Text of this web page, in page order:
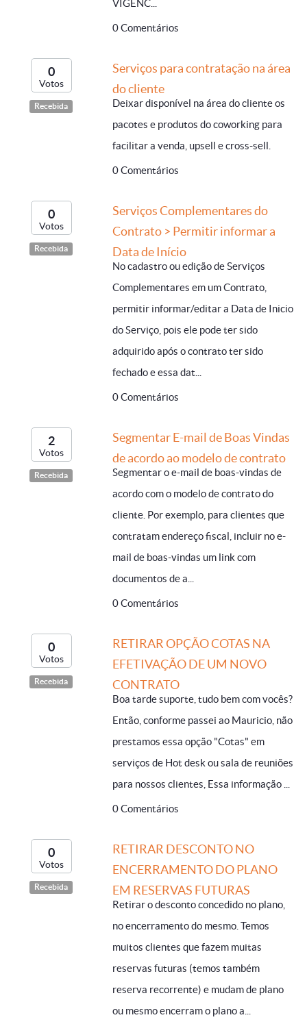
VIGÊNC...
0 Comentários
0
Votos
Recebida
Serviços para contratação na área
do cliente
Deixar disponível na área do cliente os
pacotes e produtos do coworking para
facilitar a venda, upsell e cross-sell.
0 Comentários
0
Votos
Recebida
Serviços Complementares do
Contrato > Permitir informar a
Data de Início
No cadastro ou edição de Serviços
Complementares em um Contrato,
permitir informar/editar a Data de Inicio
do Serviço, pois ele pode ter sido
adquirido após o contrato ter sido
fechado e essa dat...
0 Comentários
2
Votos
Recebida
Segmentar E-mail de Boas Vindas
de acordo ao modelo de contrato
Segmentar o e-mail de boas-vindas de
acordo com o modelo de contrato do
cliente. Por exemplo, para clientes que
contratam endereço fiscal, incluir no e-
mail de boas-vindas um link com
documentos de a...
0 Comentários
0
Votos
Recebida
RETIRAR OPÇÃO COTAS NA
EFETIVAÇÃO DE UM NOVO
CONTRATO
Boa tarde suporte, tudo bem com vocês?
Então, conforme passei ao Mauricio, não
prestamos essa opção "Cotas" em
serviços de Hot desk ou sala de reuniões
para nossos clientes, Essa informação ...
0 Comentários
0
Votos
Recebida
RETIRAR DESCONTO NO
ENCERRAMENTO DO PLANO
EM RESERVAS FUTURAS
Retirar o desconto concedido no plano,
no encerramento do mesmo. Temos
muitos clientes que fazem muitas
reservas futuras (temos também
reserva recorrente) e mudam de plano
ou mesmo encerram o plano a...